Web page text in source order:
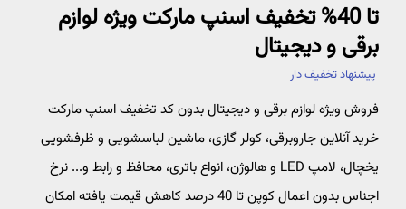
تا 40% تخفیف اسنپ مارکت ویژه لوازم
برقی و دیجیتال
پیشنهاد تخفیف دار
فروش ویژه لوازم برقی و دیجیتال بدون کد تخفیف اسنپ مارکت
خرید آنلاین جاروبرقی، کولر گازی، ماشین لباسشویی و ظرفشویی
یخچال، لامپ LED و هالوژن، انواع باتری، محافظ و رابط و... نرخ
اجناس بدون اعمال کوپن تا 40 درصد کاهش قیمت یافته امکان